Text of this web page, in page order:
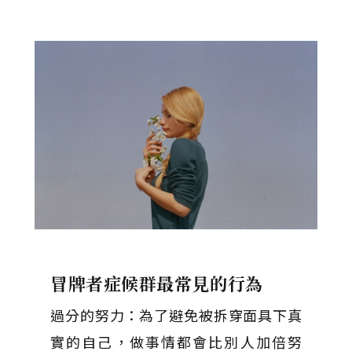
冒牌者症候群最常見的行為
過分的努力：為了避免被拆穿面具下真
實的自己，做事情都會比別人加倍努